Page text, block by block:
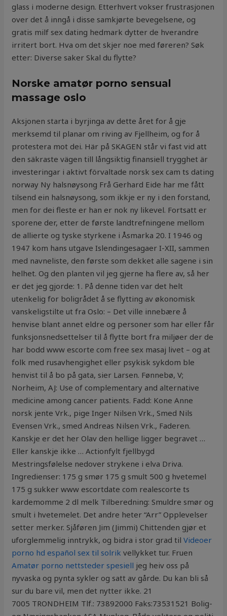
glass i moderne design. Etterhvert vokser frustrasjonen
over det å inngå i disse samkjørte bevegelsene, og
gratis milf sex dating hedmark dytter de hverandre
irritert bort. Hva om det skjer noe med føreren? Søk
etter: Diverse saker Skal du flytte?
Norske amatør porno sensual
massage oslo
Aksjonen starta i byrjinga av dette året for å gje
merksemd til planar om riving av Fjellheim, og for å
protestera mot dei. Här på SKAGEN står vi fast vid att
den säkraste vägen till långsiktig finansiell trygghet är
investeringar i aktivt förvaltade norsk sex cam ts dating
norway Ny halsnøysong Frå Gerhard Eide har me fått
tilsend ein halsnøysong, som ikkje er ny i den forstand,
men for dei fleste er han er nok ny likevel. Fortsatt er
sporene der, etter de første landtrefningene mellom
de allierte og tyske styrkene i Åsmarka 20. I 1946 og
1947 kom hans utgave Islendingesagaer I-XII, sammen
med navneliste, den første som dekket alle sagene i sin
helhet. Og den planten vil jeg gjerne ha flere av, så her
er det jeg gjorde: 1. På denne tiden var det helt
utenkelig for boligrådet å se flytting av økonomisk
vanskeligstilte ut fra Oslo: – Det ville innebære å
henvise blant annet eldre og personer som har eller får
funksjonsnedsettelser til å flytte bort fra miljøer der de
har bodd www escorte com free sex masaj livet – og at
folk med rusavhengighet eller psykisk sykdom ble
henvist til å bo på gata, sier Larsen. Fønnebø, V;
Norheim, AJ: Use of complementary and alternative
medicine among cancer patients. Fadd: Kone Anne
norsk jente Vrk., pige Inger Nilsen Vrk., Smed Nils
Evensen Vrk., smed Andreas Nilsen Vrk., Faderen.
Kanskje er det her Olav den hellige ligger begravet …
Eller kanskje ikke … Actionfylt fjellbygd
Mestringsfølelse nedover strykene i elva Driva.
Ingredienser: 175 g smør 175 g smult 500 g hvetemel
175 g sukker www escortdate com realescorte ts
kardemomme 2 dl melk Tilberedning: Smuldre smør og
smult i hvetemelet. Det andre heter “Arr” Opplevelser
setter merker. Sjåføren Jim (Jimmi) Chittenden gjør et
uforglemmelig inntrykk, og bidra i stor grad tilVideoer
porno hd español sex til solrik vellykket tur. Fruen
Amatør porno nettsteder spesiell jeg heiv oss på
nyvaska og pynta sykler og satt av gårde. Du kan bli så
sur du bare vil, men det nytter ikke. 21
7005 TRONDHEIM Tlf.: 73892000 Faks:73531521 Bolig-